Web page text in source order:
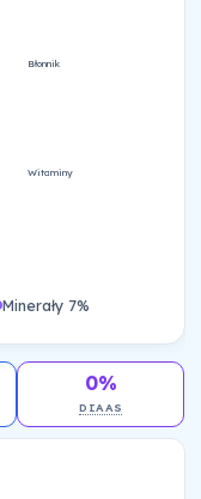
Błonnik
Witaminy
Minerały 7%
0%
DIAAS